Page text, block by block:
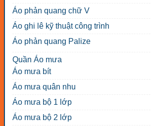
Áo phản quang chữ V
Áo ghi lê kỹ thuật công trình
Áo phản quang Palize
Quần Áo mưa
Áo mưa bít
Áo mưa quân nhu
Áo mưa bộ 1 lớp
Áo mưa bộ 2 lớp